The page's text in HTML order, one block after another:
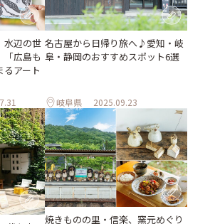
水辺の世
「広島も
るアート
名古屋から日帰り旅へ♪愛知・岐
阜・静岡のおすすめスポット6選
岐阜県 2025.09.23
焼きものの里・信楽、窯元めぐり